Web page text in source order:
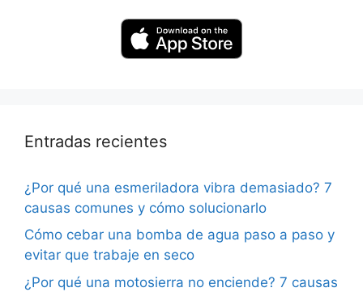
Entradas recientes
¿Por qué una esmeriladora vibra demasiado? 7
causas comunes y cómo solucionarlo
Cómo cebar una bomba de agua paso a paso y
evitar que trabaje en seco
¿Por qué una motosierra no enciende? 7 causas